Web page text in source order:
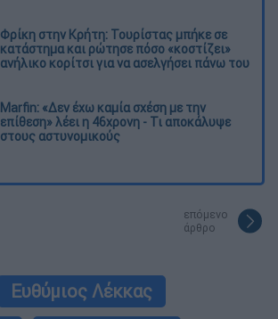
Φρίκη στην Κρήτη: Τουρίστας μπήκε σε
κατάστημα και ρώτησε πόσο «κοστίζει»
ανήλικο κορίτσι για να ασελγήσει πάνω του
Marfin: «Δεν έχω καμία σχέση με την
επίθεση» λέει η 46χρονη - Τι αποκάλυψε
στους αστυνομικούς
επόμενο
άρθρο
Ευθύμιος Λέκκας